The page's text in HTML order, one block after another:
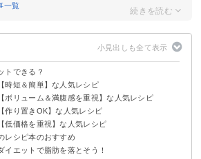
一覧
トできる？
時短＆簡単】な人気レシピ
炒め（115円）
円）
円）
（200円）
ムル（70円）
き（90円）
160円）
ボリューム＆満腹感を重視】な人気レシピ
ハンバーグ（700円）
ー（500円）
包み焼き（170円）
（450円）
180円）
チーノ（90円）
）売（250円）
作り置きOK】な人気レシピ
（170円）
円）
300円）
（230円）
450円）
50円）
の甘辛炒め（110円）
低価格を重視】な人気レシピ
（40円）
ぴら（50円）
鍋（300円）
100円）
じ（100円）
（200円）
100円）
レシピ本のおすすめ
シピ（1,320円）
イエットふたりごはん（1,210円）
イエットで脂肪を落とそう！